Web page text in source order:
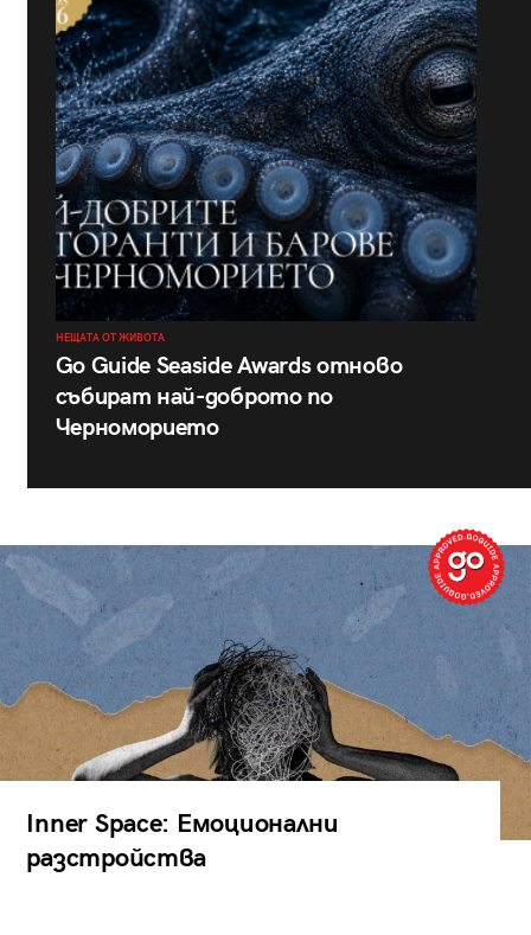
НЕЩАТА ОТ ЖИВОТА
Go Guide Seaside Awards отново
събират най-доброто по
Черноморието
Inner Space: Емоционални
разстройства